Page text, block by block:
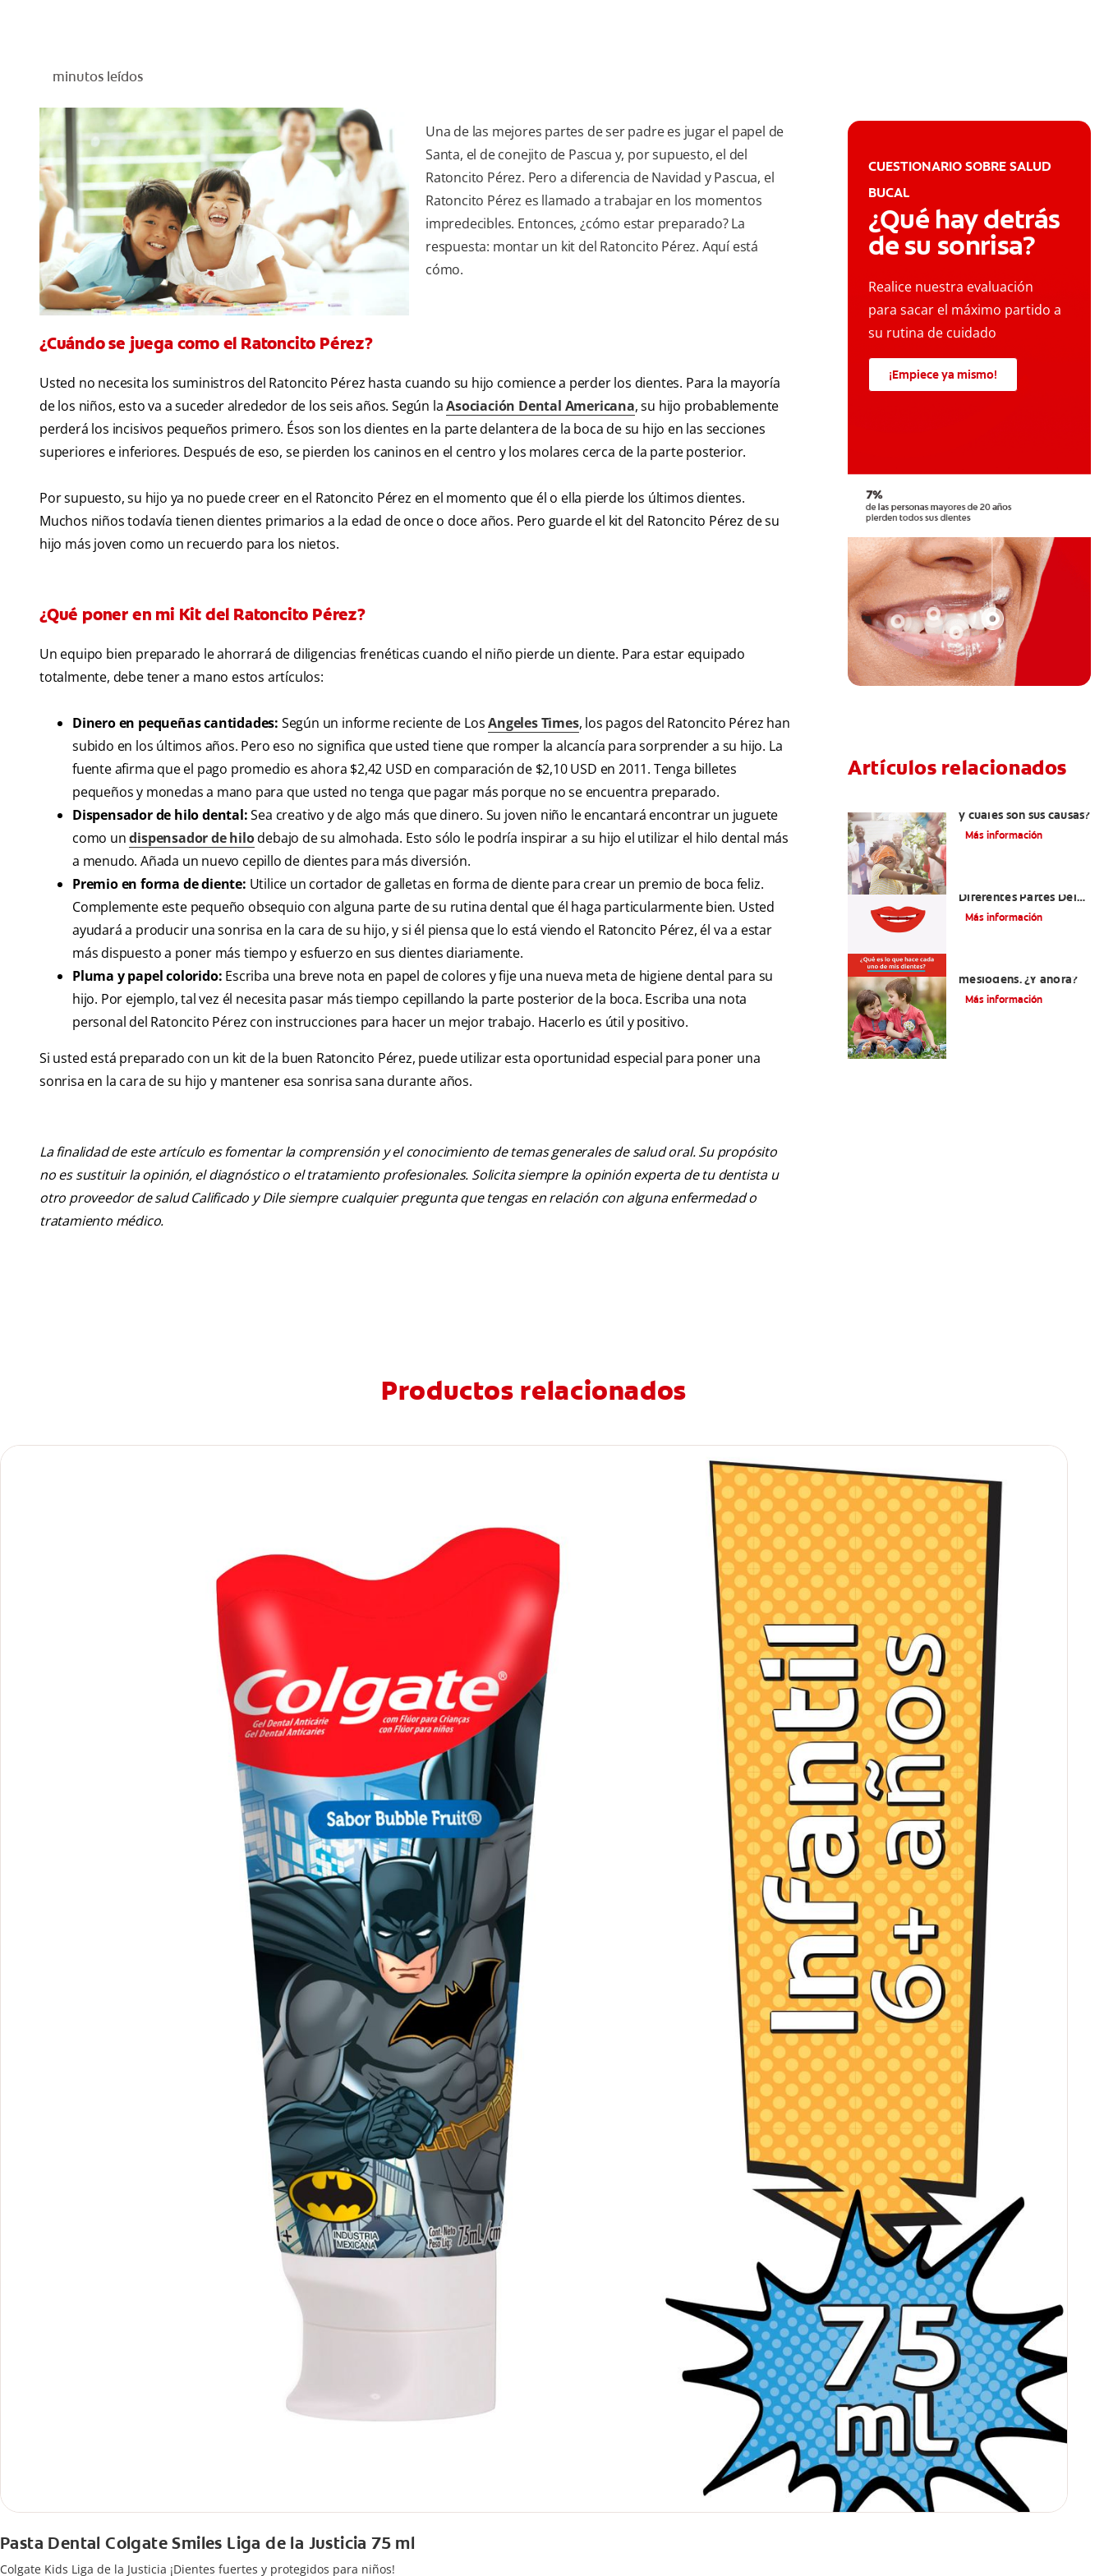
minutos leídos
Una de las mejores partes de ser padre es jugar el papel de
Santa, el de conejito de Pascua y, por supuesto, el del
Ratoncito Pérez. Pero a diferencia de Navidad y Pascua, el
Ratoncito Pérez es llamado a trabajar en los momentos
impredecibles. Entonces, ¿cómo estar preparado? La
respuesta: montar un kit del Ratoncito Pérez. Aquí está
cómo.
¿Cuándo se juega como el Ratoncito Pérez?
Usted no necesita los suministros del Ratoncito Pérez hasta cuando su hijo comience a perder los dientes. Para la mayoría
de los niños, esto va a suceder alrededor de los seis años. Según laAsociación Dental Americana, su hijo probablemente
perderá los incisivos pequeños primero. Ésos son los dientes en la parte delantera de la boca de su hijo en las secciones
superiores e inferiores. Después de eso, se pierden los caninos en el centro y los molares cerca de la parte posterior.
Por supuesto, su hijo ya no puede creer en el Ratoncito Pérez en el momento que él o ella pierde los últimos dientes.
Muchos niños todavía tienen dientes primarios a la edad de once o doce años. Pero guarde el kit del Ratoncito Pérez de su
hijo más joven como un recuerdo para los nietos.
¿Qué poner en mi Kit del Ratoncito Pérez?
Un equipo bien preparado le ahorrará de diligencias frenéticas cuando el niño pierde un diente. Para estar equipado
totalmente, debe tener a mano estos artículos:
Dinero en pequeñas cantidades: Según un informe reciente de LosAngeles Times, los pagos del Ratoncito Pérez han
subido en los últimos años. Pero eso no significa que usted tiene que romper la alcancía para sorprender a su hijo. La
fuente afirma que el pago promedio es ahora $2,42 USD en comparación de $2,10 USD en 2011. Tenga billetes
pequeños y monedas a mano para que usted no tenga que pagar más porque no se encuentra preparado.
Dispensador de hilo dental:Sea creativo y de algo más que dinero. Su joven niño le encantará encontrar un juguete
como undispensador de hilodebajo de su almohada. Esto sólo le podría inspirar a su hijo el utilizar el hilo dental más
a menudo. Añada un nuevo cepillo de dientes para más diversión.
Premio en forma de diente: Utilice un cortador de galletas en forma de diente para crear un premio de boca feliz.
Complemente este pequeño obsequio con alguna parte de su rutina dental que él haga particularmente bien. Usted
ayudará a producir una sonrisa en la cara de su hijo, y si él piensa que lo está viendo el Ratoncito Pérez, él va a estar
más dispuesto a poner más tiempo y esfuerzo en sus dientes diariamente.
Pluma y papel colorido: Escriba una breve nota en papel de colores y fije una nueva meta de higiene dental para su
hijo. Por ejemplo, tal vez él necesita pasar más tiempo cepillando la parte posterior de la boca. Escriba una nota
personal del Ratoncito Pérez con instrucciones para hacer un mejor trabajo. Hacerlo es útil y positivo.
Si usted está preparado con un kit de la buen Ratoncito Pérez, puede utilizar esta oportunidad especial para poner una
sonrisa en la cara de su hijo y mantener esa sonrisa sana durante años.
La finalidad de este artículo es fomentar la comprensión y el conocimiento de temas generales de salud oral. Su propósito
no es sustituir la opinión, el diagnóstico o el tratamiento profesionales. Solicita siempre la opinión experta de tu dentista u
otro proveedor de salud Calificado y Dile siempre cualquier pregunta que tengas en relación con alguna enfermedad o
tratamiento médico.
CUESTIONARIO SOBRE SALUD
BUCAL
¿Qué hay detrás
de su sonrisa?
Realice nuestra evaluación
para sacar el máximo partido a
su rutina de cuidado
¡Empiece ya mismo!
Artículos relacionados
y cuáles son sus causas?
Más información
Diferentes Partes Del
Diente?
Más información
mesiodens. ¿Y ahora?
Más información
Productos relacionados
Pasta Dental Colgate Smiles Liga de la Justicia 75 ml
Colgate Kids Liga de la Justicia ¡Dientes fuertes y protegidos para niños!